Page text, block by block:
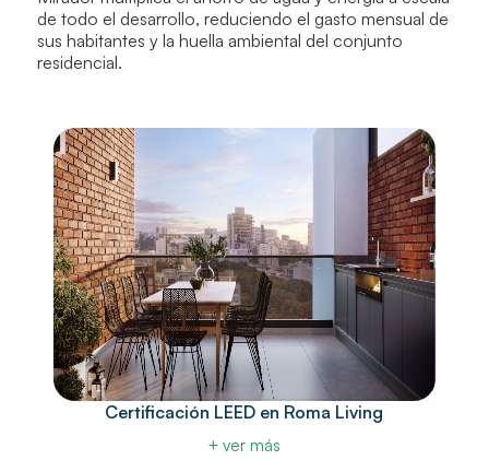
de todo el desarrollo, reduciendo el gasto mensual de
sus habitantes y la huella ambiental del conjunto
residencial.
Certificación LEED en Roma Living
+ ver más